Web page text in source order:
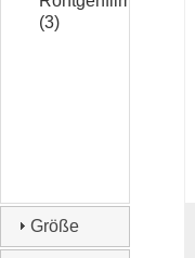
(3)
Größe